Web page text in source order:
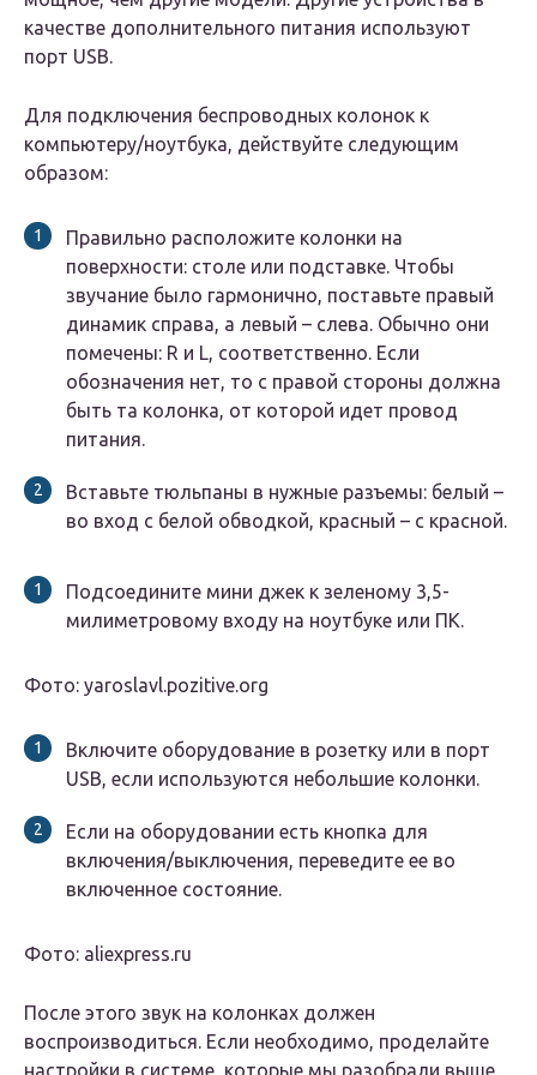
качестве дополнительного питания используют
порт USB.
Для подключения беспроводных колонок к
компьютеру/ноутбука, действуйте следующим
образом:
Правильно расположите колонки на
поверхности: столе или подставке. Чтобы
звучание было гармонично, поставьте правый
динамик справа, а левый – слева. Обычно они
помечены: R и L, соответственно. Если
обозначения нет, то с правой стороны должна
быть та колонка, от которой идет провод
питания.
Вставьте тюльпаны в нужные разъемы: белый –
во вход с белой обводкой, красный – с красной.
Подсоедините мини джек к зеленому 3,5-
милиметровому входу на ноутбуке или ПК.
Фото: yaroslavl.pozitive.org
Включите оборудование в розетку или в порт
USB, если используются небольшие колонки.
Если на оборудовании есть кнопка для
включения/выключения, переведите ее во
включенное состояние.
Фото: aliexpress.ru
После этого звук на колонках должен
воспроизводиться. Если необходимо, проделайте